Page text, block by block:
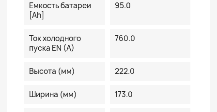
Емкость батареи
[Ah]
95.0
Ток холодного
пуска EN (A)
760.0
Высота (мм) 222.0
Ширина (мм) 173.0